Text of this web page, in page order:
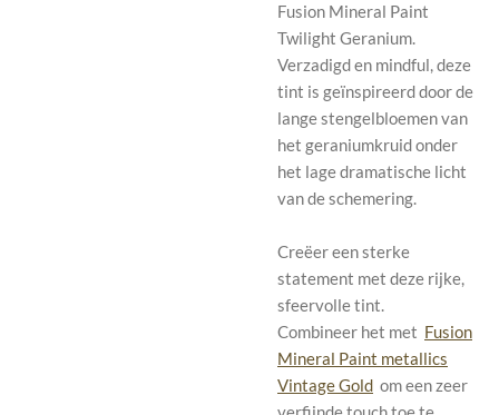
Fusion Mineral Paint
Twilight Geranium.
Verzadigd en mindful, deze
tint is geïnspireerd door de
lange stengelbloemen van
het geraniumkruid onder
het lage dramatische licht
van de schemering.
Creëer een sterke
statement met deze rijke,
sfeervolle tint.
Combineer het met Fusion
Mineral Paint metallics
Vintage Gold om een ​​zeer